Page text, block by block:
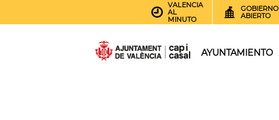
VALENCIA
AL
MINUTO
GOBIERNO
ABIERTO
AYUNTAMIENTO